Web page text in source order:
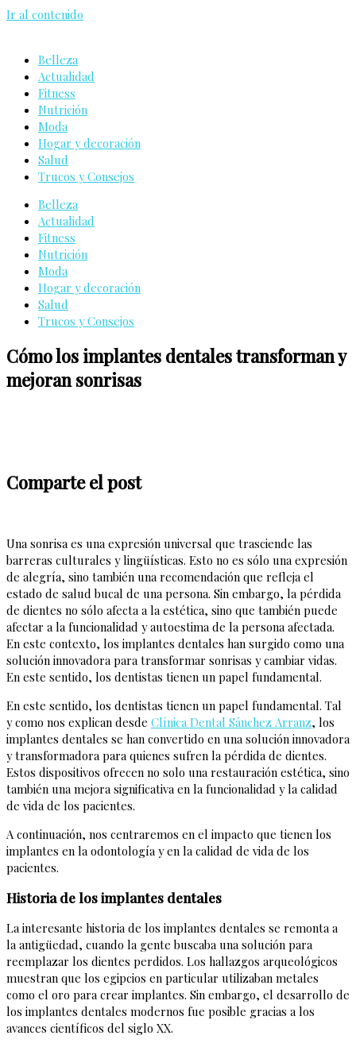
Ir al contenido
Belleza
Actualidad
Fitness
Nutrición
Moda
Hogar y decoración
Salud
Trucos y Consejos
Belleza
Actualidad
Fitness
Nutrición
Moda
Hogar y decoración
Salud
Trucos y Consejos
Cómo los implantes dentales transforman y
mejoran sonrisas
Comparte el post
Una sonrisa es una expresión universal que trasciende las
barreras culturales y lingüísticas. Esto no es sólo una expresión
de alegría, sino también una recomendación que refleja el
estado de salud bucal de una persona. Sin embargo, la pérdida
de dientes no sólo afecta a la estética, sino que también puede
afectar a la funcionalidad y autoestima de la persona afectada.
En este contexto, los implantes dentales han surgido como una
solución innovadora para transformar sonrisas y cambiar vidas.
En este sentido, los dentistas tienen un papel fundamental.
En este sentido, los dentistas tienen un papel fundamental. Tal
y como nos explican desde Clínica Dental Sánchez Arranz, los
implantes dentales se han convertido en una solución innovadora
y transformadora para quienes sufren la pérdida de dientes.
Estos dispositivos ofrecen no solo una restauración estética, sino
también una mejora significativa en la funcionalidad y la calidad
de vida de los pacientes.
A continuación, nos centraremos en el impacto que tienen los
implantes en la odontología y en la calidad de vida de los
pacientes.
Historia de los implantes dentales
La interesante historia de los implantes dentales se remonta a
la antigüedad, cuando la gente buscaba una solución para
reemplazar los dientes perdidos. Los hallazgos arqueológicos
muestran que los egipcios en particular utilizaban metales
como el oro para crear implantes. Sin embargo, el desarrollo de
los implantes dentales modernos fue posible gracias a los
avances científicos del siglo XX.